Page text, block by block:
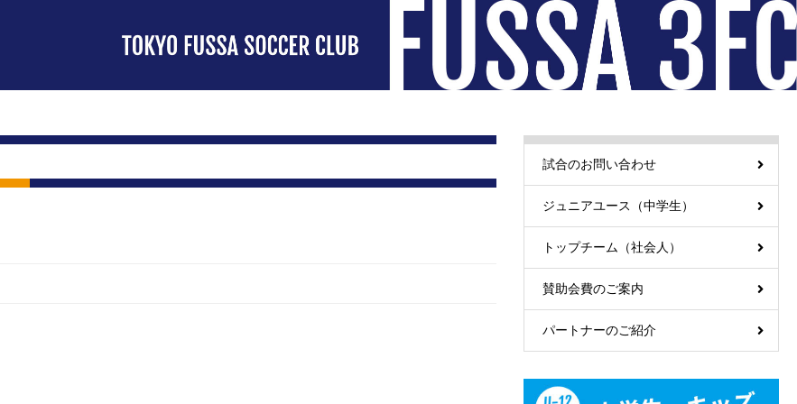
試合のお問い合わせ
ジュニアユース（中学生）
トップチーム（社会人）
賛助会費のご案内
パートナーのご紹介